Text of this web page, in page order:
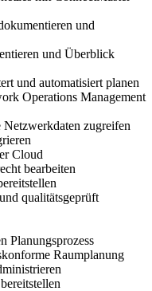
und
und Überblick
und automatisiert planen
Operations Management
zugreifen
Cloud
bearbeiten
qualitätsgeprüft
Planungsprozess
Raumplanung